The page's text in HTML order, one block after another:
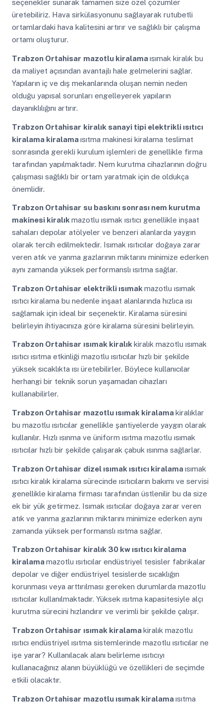
seçenekler sunarak tamamen size özel çözümler
üretebiliriz. Hava sirkülasyonunu sağlayarak rutubetli
ortamlardaki hava kalitesini artırır ve sağlıklı bir çalışma
ortamı oluşturur.
Trabzon Ortahisar mazotlu kiralamaısımak kiralık bu
da maliyet açısından avantajlı hale gelmelerini sağlar.
Yapıların iç ve dış mekanlarında oluşan nemin neden
olduğu yapısal sorunları engelleyerek yapıların
dayanıklılığını artırır.
Trabzon Ortahisar kiralık sanayi tipi elektrikli ısıtıcı
kiralama kiralamaısıtma makinesi kiralama teslimat
sonrasında gerekli kurulum işlemleri de genellikle firma
tarafından yapılmaktadır. Nem kurutma cihazlarının doğru
çalışması sağlıklı bir ortam yaratmak için de oldukça
önemlidir.
Trabzon Ortahisar su baskını sonrası nem kurutma
makinesi kiralık mazotlu ısımak ısıtıcı genellikle inşaat
sahaları depolar atölyeler ve benzeri alanlarda yaygın
olarak tercih edilmektedir. Isımak ısıtıcılar doğaya zarar
veren atık ve yanma gazlarının miktarını minimize ederken
aynı zamanda yüksek performanslı ısıtma sağlar.
Trabzon Ortahisar elektrikli ısımak mazotlu ısımak
ısıtıcı kiralama bu nedenle inşaat alanlarında hızlıca ısı
sağlamak için ideal bir seçenektir. Kiralama süresini
belirleyin ihtiyacınıza göre kiralama süresini belirleyin.
Trabzon Ortahisar ısımak kiralık kiralık mazotlu ısımak
ısıtıcı ısıtma etkinliği mazotlu ısıtıcılar hızlı bir şekilde
yüksek sıcaklıkta ısı üretebilirler. Böylece kullanıcılar
herhangi bir teknik sorun yaşamadan cihazları
kullanabilirler.
Trabzon Ortahisar mazotlu ısımak kiralamakiralıklar
bu mazotlu ısıtıcılar genellikle şantiyelerde yaygın olarak
kullanılır. Hızlı ısınma ve üniform ısıtma mazotlu ısımak
ısıtıcılar hızlı bir şekilde çalışarak çabuk ısınma sağlarlar.
Trabzon Ortahisar dizel ısımak ısıtıcı kiralamaısımak
ısıtıcı kiralık kiralama sürecinde ısıtıcıların bakımı ve servisi
genellikle kiralama firması tarafından üstlenilir bu da size
ek bir yük getirmez. Isımak ısıtıcılar doğaya zarar veren
atık ve yanma gazlarının miktarını minimize ederken aynı
zamanda yüksek performanslı ısıtma sağlar.
Trabzon Ortahisar kiralık 30 kw ısıtıcı kiralama
kiralamamazotlu ısıtıcılar endüstriyel tesisler fabrikalar
depolar ve diğer endüstriyel tesislerde sıcaklığın
korunması veya arttırılması gereken durumlarda mazotlu
ısıtıcılar kullanılmaktadır. Yüksek ısıtma kapasitesiyle alçı
kurutma sürecini hızlandırır ve verimli bir şekilde çalışır.
Trabzon Ortahisar ısımak kiralamakiralık mazotlu
ısıtıcı endüstriyel ısıtma sistemlerinde mazotlu ısıtıcılar ne
işe yarar? Kullanılacak alanı belirleme ısıtıcıyı
kullanacağınız alanın büyüklüğü ve özellikleri de seçimde
etkili olacaktır.
Trabzon Ortahisar mazotlu ısımak kiralamaısıtma